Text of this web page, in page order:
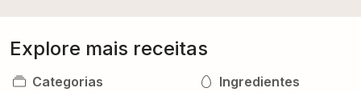
Explore mais receitas
Categorias
Ingredientes